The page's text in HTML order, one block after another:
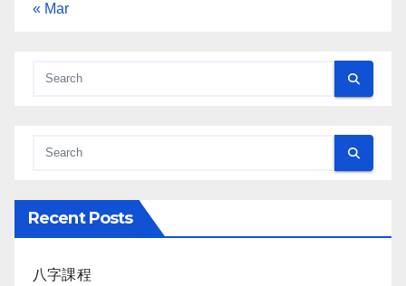
« Mar
Recent Posts
八字課程